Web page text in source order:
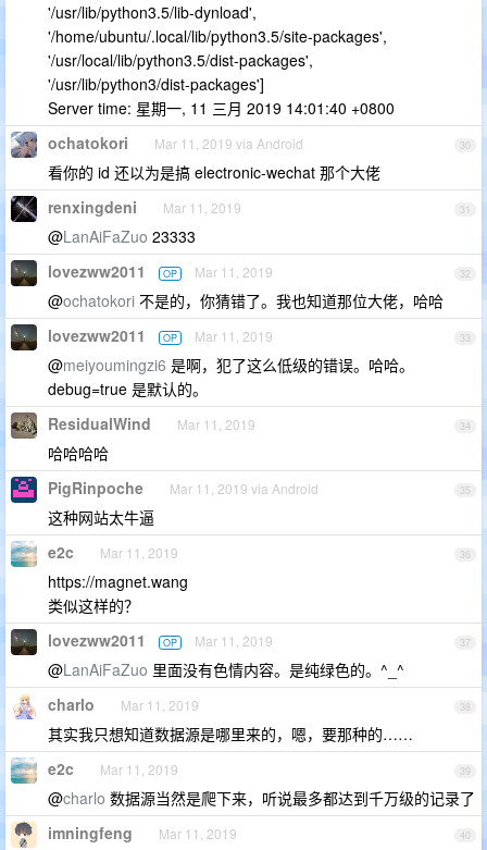
'/usr/lib/python3.5/lib-dynload',
'/home/ubuntu/.local/lib/python3.5/site-packages',
'/usr/local/lib/python3.5/dist-packages',
'/usr/lib/python3/dist-packages']
Server time: 星期一, 11 三月 2019 14:01:40 +0800
30
ochatokori Mar 11, 2019 via Android
看你的 id 还以为是搞 electronic-wechat 那个大佬
31
renxingdeni Mar 11, 2019
@LanAiFaZuo 23333
32
lovezww2011 OP Mar 11, 2019
@ochatokori 不是的，你猜错了。我也知道那位大佬，哈哈
33
lovezww2011 OP Mar 11, 2019
@meiyoumingzi6 是啊，犯了这么低级的错误。哈哈。
debug=true 是默认的。
34
ResidualWind Mar 11, 2019
哈哈哈哈
35
PigRinpoche Mar 11, 2019 via Android
这种网站太牛逼
36
e2c Mar 11, 2019
https://magnet.wang
类似这样的？
37
lovezww2011 OP Mar 11, 2019
@LanAiFaZuo 里面没有色情内容。是纯绿色的。^_^
38
charlo Mar 11, 2019
其实我只想知道数据源是哪里来的，嗯，要那种的……
39
e2c Mar 11, 2019
@charlo 数据源当然是爬下来，听说最多都达到千万级的记录了
40
imningfeng Mar 11, 2019